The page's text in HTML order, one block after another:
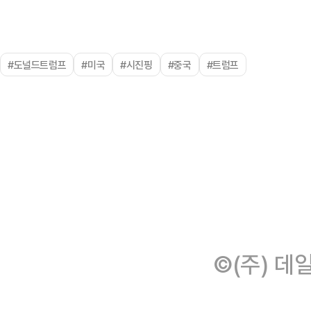
#도널드트럼프 #미국 #시진핑 #중국 #트럼프
©(주) 데